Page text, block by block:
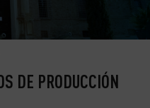
DE PRODUCCIÓN